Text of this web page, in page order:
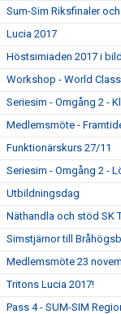
Sum-Sim Riksfinaler
Lucia 2017
Höstsimiaden 2017 i bild
Workshop - World
Seriesim - Omgång 2 -
Medlemsmöte -
Funktionärskurs 27/11
Seriesim - Omgång 2 -
Utbildningsdag
Näthandla och stöd SK
Simstjärnor till
Medlemsmöte 23
Tritons Lucia 2017!
Pass 4 - SUM-SIM